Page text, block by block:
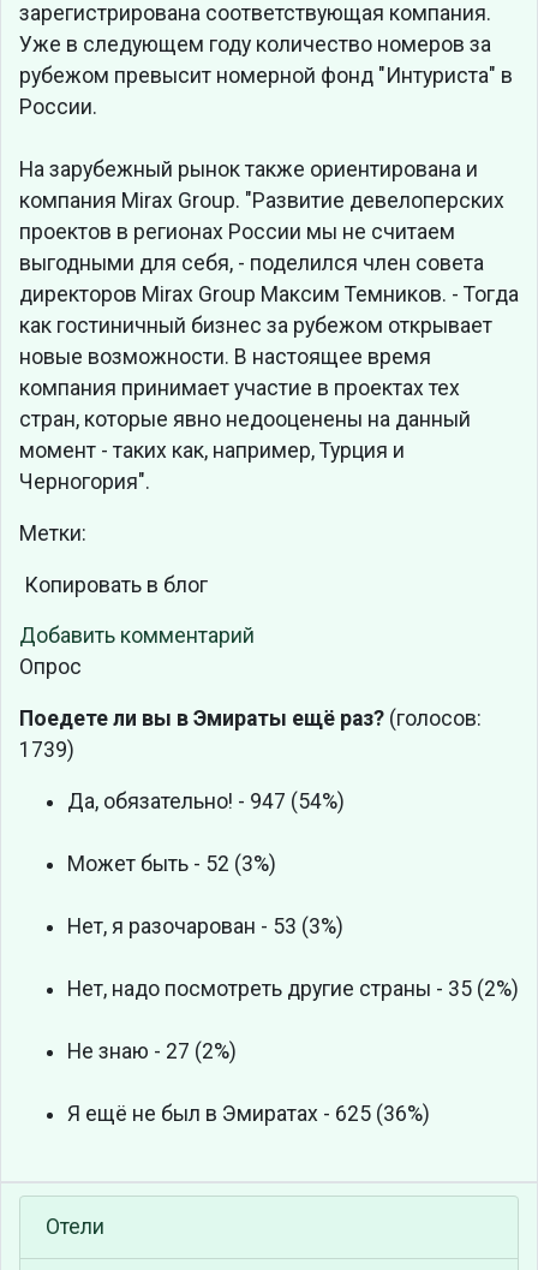
зарегистрирована соответствующая компания.
Уже в следующем году количество номеров за
рубежом превысит номерной фонд "Интуриста" в
России.
На зарубежный рынок также ориентирована и
компания Mirax Group. "Развитие девелоперских
проектов в регионах России мы не считаем
выгодными для себя, - поделился член совета
директоров Mirax Group Максим Темников. - Тогда
как гостиничный бизнес за рубежом открывает
новые возможности. В настоящее время
компания принимает участие в проектах тех
стран, которые явно недооценены на данный
момент - таких как, например, Турция и
Черногория".
Метки:
Копировать в блог
Добавить комментарий
Опрос
Поедете ли вы в Эмираты ещё раз? (голосов:
1739)
Да, обязательно! - 947 (54%)
Может быть - 52 (3%)
Нет, я разочарован - 53 (3%)
Нет, надо посмотреть другие страны - 35 (2%)
Не знаю - 27 (2%)
Я ещё не был в Эмиратах - 625 (36%)
Отели